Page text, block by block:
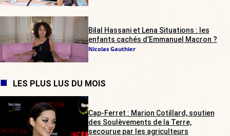
Bilal Hassani et Lena Situations : les
enfants cachés d’Emmanuel Macron ?
Nicolas Gauthier
LES PLUS LUS DU MOIS
Cap-Ferret : Marion Cotillard, soutien
des Soulèvements de la Terre,
secourue par les agriculteurs